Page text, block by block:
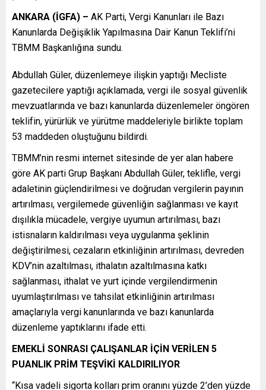
ANKARA (İGFA) – AK Parti, Vergi Kanunları ile Bazı
Kanunlarda Değişiklik Yapılmasına Dair Kanun Teklifi’ni
TBMM Başkanlığına sundu.
Abdullah Güler, düzenlemeye ilişkin yaptığı Mecliste
gazetecilere yaptığı açıklamada, vergi ile sosyal güvenlik
mevzuatlarında ve bazı kanunlarda düzenlemeler öngören
teklifin, yürürlük ve yürütme maddeleriyle birlikte toplam
53 maddeden oluştuğunu bildirdi.
TBMM’nin resmi internet sitesinde de yer alan habere
göre AK parti Grup Başkanı Abdullah Güler, teklifle, vergi
adaletinin güçlendirilmesi ve doğrudan vergilerin payının
artırılması, vergilemede güvenliğin sağlanması ve kayıt
dışılıkla mücadele, vergiye uyumun artırılması, bazı
istisnaların kaldırılması veya uygulanma şeklinin
değiştirilmesi, cezaların etkinliğinin artırılması, devreden
KDV’nin azaltılması, ithalatın azaltılmasına katkı
sağlanması, ithalat ve yurt içinde vergilendirmenin
uyumlaştırılması ve tahsilat etkinliğinin artırılması
amaçlarıyla vergi kanunlarında ve bazı kanunlarda
düzenleme yaptıklarını ifade etti.
EMEKLİ SONRASI ÇALIŞANLAR İÇİN VERİLEN 5
PUANLIK PRİM TEŞVİKİ KALDIRILIYOR
“Kısa vadeli sigorta kolları prim oranını yüzde 2’den yüzde